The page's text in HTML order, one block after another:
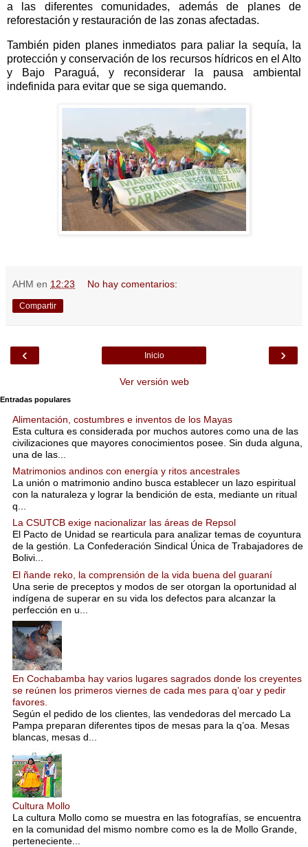
a las diferentes comunidades, además de planes de
reforestación y restauración de las zonas afectadas.
También piden planes inmediatos para paliar la sequía, la
protección y conservación de los recursos hídricos en el Alto
y Bajo Paraguá, y reconsiderar la pausa ambiental
indefinida para evitar que se siga quemando.
AHM en 12:23 No hay comentarios:
Compartir
‹ ›
Inicio
Ver versión web
Entradas populares
Alimentación, costumbres e inventos de los Mayas
Esta cultura es considerada por muchos autores como una de las
civilizaciones que mayores conocimientos posee. Sin duda alguna,
una de las...
Matrimonios andinos con energía y ritos ancestrales
La unión o matrimonio andino busca establecer un lazo espiritual
con la naturaleza y lograr la bendición de esta, mediante un ritual
q...
La CSUTCB exige nacionalizar las áreas de Repsol
El Pacto de Unidad se rearticula para analizar temas de coyuntura
de la gestión. La Confederación Sindical Única de Trabajadores de
Bolivi...
El ñande reko, la comprensión de la vida buena del guaraní
Una serie de preceptos y modos de ser otorgan la oportunidad al
indígena de superar en su vida los defectos para alcanzar la
perfección en u...
En Cochabamba hay varios lugares sagrados donde los creyentes
se reúnen los primeros viernes de cada mes para q’oar y pedir
favores.
Según el pedido de los clientes, las vendedoras del mercado La
Pampa preparan diferentes tipos de mesas para la q’oa. Mesas
blancas, mesas d...
Cultura Mollo
La cultura Mollo como se muestra en las fotografías, se encuentra
en la comunidad del mismo nombre como es la de Mollo Grande,
perteneciente...